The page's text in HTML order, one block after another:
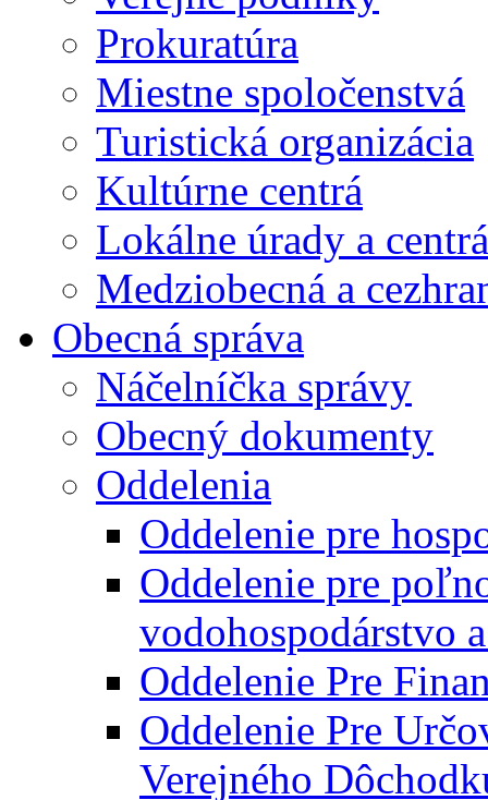
Prokuratúra
Miestne spoločenstvá
Turistická organizácia
Kultúrne centrá
Lokálne úrady a centrá
Medziobecná a
Obecná správa
Náčelníčka správy
Obecný dokumenty
Oddelenia
Oddelenie pre
Oddelenie pre
vodohospodárstvo
Oddelenie Pre
Oddelenie Pre
Verejného